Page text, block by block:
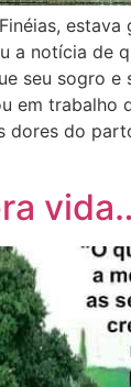
a notícia de
seu sogro e
em trabalho
dores do